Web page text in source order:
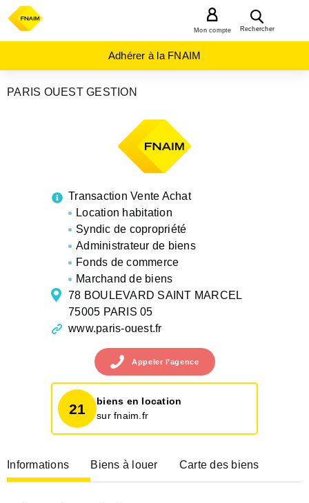
Rechercher
Mon compte
Adhérer à la FNAIM
PARIS OUEST GESTION
Transaction Vente Achat
Location habitation
Syndic de copropriété
Administrateur de biens
Fonds de commerce
Marchand de biens
78 BOULEVARD SAINT MARCEL
75005 PARIS 05
www.paris-ouest.fr
Appeler l’agence
21
biens en location
sur fnaim.fr
Informations Biens à louer Carte des biens